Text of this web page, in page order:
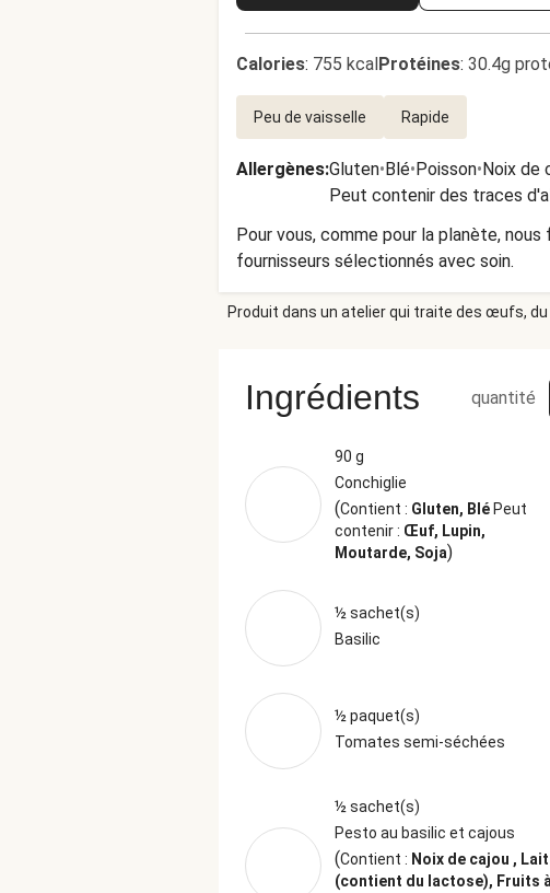
Calories: 755 kcalProtéines: 30.4g
Peu de vaisselle Rapide
Allergènes:Gluten•Blé•Poisson•Noix de
Peut contenir des traces
Pour vous, comme pour la planète,
fournisseurs sélectionnés avec soin.
Produit dans un atelier qui traite des œufs,
Ingrédients quantité
90 g
Conchiglie
(Contient : Gluten, Blé Peut
contenir : Œuf, Lupin,
Moutarde, Soja)
½ sachet(s)
Basilic
½ paquet(s)
Tomates semi-séchées
½ sachet(s)
Pesto au basilic et cajous
(Contient : Noix de cajou , Lait
(contient du lactose), Fruits à